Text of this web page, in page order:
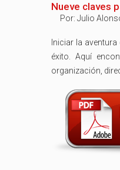
Nueve claves
Por: Julio
Iniciar la
éxito. Aquí
organización,